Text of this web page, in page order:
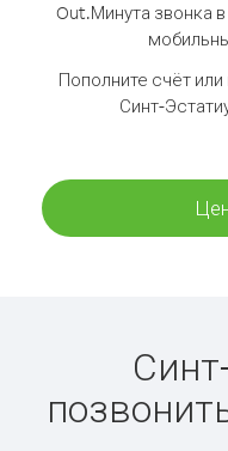
Out.Минута звонка
Пополните счёт
Синт-